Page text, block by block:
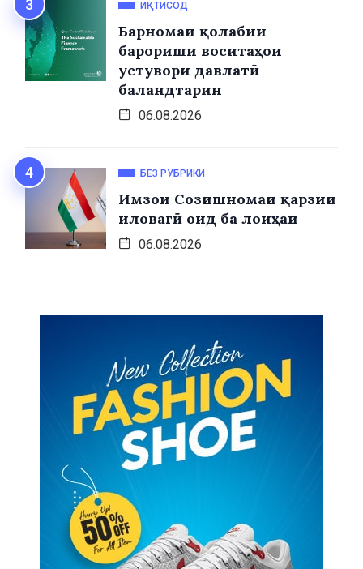
ИҚТИСОД
Барномаи қолабии
барориши воситаҳои
устувори давлатӣ
баландтарин
06.08.2026
БЕЗ РУБРИКИ
Имзои Созишномаи қарзии
иловагӣ оид ба лоиҳаи
06.08.2026